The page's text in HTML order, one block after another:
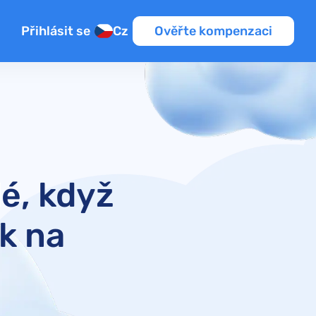
Přihlásit se Cz Ověřte kompenzaci
když
na